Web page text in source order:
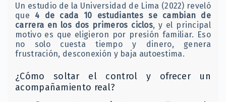
Un estudio de la Universidad de Lima (2022) reveló
que 4 de cada 10 estudiantes se cambian de
carrera en los dos primeros ciclos, y el principal
motivo es que eligieron por presión familiar. Eso
no solo cuesta tiempo y dinero, genera
frustración, desconexión y baja autoestima.
¿Cómo soltar el control y ofrecer un
acompañamiento real?